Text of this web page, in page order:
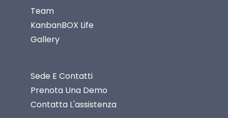
Team
KanbanBOX Life
Gallery
Sede E Contatti
Prenota Una Demo
Contatta L'assistenza